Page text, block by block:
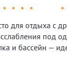
★ ★ ★ ★ ★
для отдыха с
под
и бассейн —